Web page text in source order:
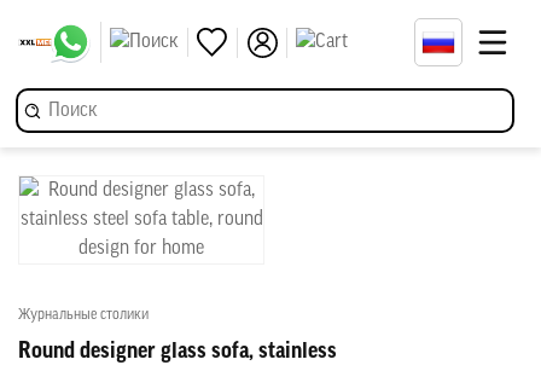
Журнальные столики
Round designer glass sofa, stainless